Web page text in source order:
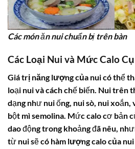
Các món ăn nui chuẩn bị trên bàn
Các Loại Nui và Mức Calo
Giá trị năng lượng của nuicó thể
loại nui và cách chế biến. Nui trên
dạng như nui ống, nui sò, nui
bột mì semolina. Mức calo cơ bản
dao động trong khoảng đã nêu,
từ nui sẽ có hàm lượng calo của nui